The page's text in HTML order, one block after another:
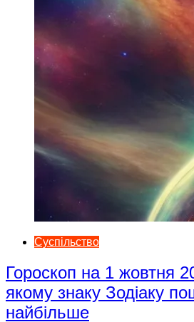
Суспільство
Гороскоп на 1 жовтня
якому знаку Зодіаку
найбільше